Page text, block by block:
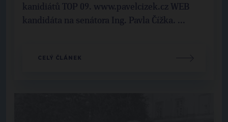
kanidiátů TOP 09. www.pavelcizek.cz WEB
kandidáta na senátora Ing. Pavla Čížka. ...
CELÝ ČLÁNEK